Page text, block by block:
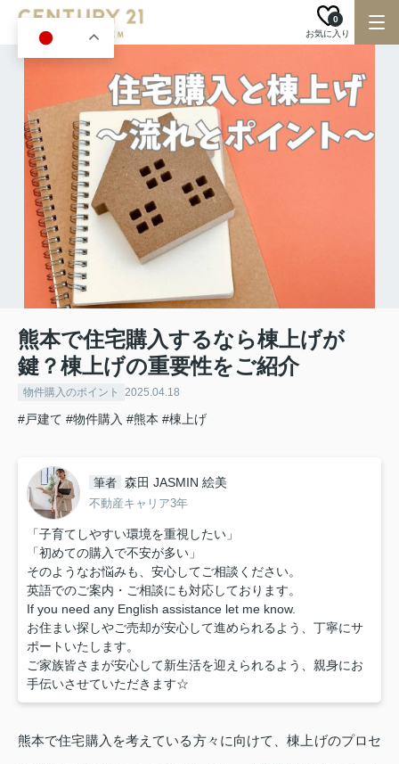
お気に入り
0
熊本で住宅購入するなら棟上げが
鍵？棟上げの重要性をご紹介
物件購入のポイント 2025.04.18
#戸建て #物件購入 #熊本 #棟上げ
筆者 森田 JASMIN 絵美
不動産キャリア3年
「子育てしやすい環境を重視したい」
「初めての購入で不安が多い」
そのようなお悩みも、安心してご相談ください。
英語でのご案内・ご相談にも対応しております。
If you need any English assistance let me know.
お住まい探しやご売却が安心して進められるよう、丁寧にサ
ポートいたします。
ご家族皆さまが安心して新生活を迎えられるよう、親身にお
手伝いさせていただきます☆
熊本で住宅購入を考えている方々に向けて、棟上げのプロセ